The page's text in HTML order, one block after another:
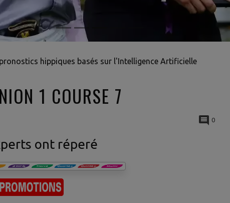
hippiques basés sur l'Intelligence Artificielle
1 COURSE 7
0
ont réperé